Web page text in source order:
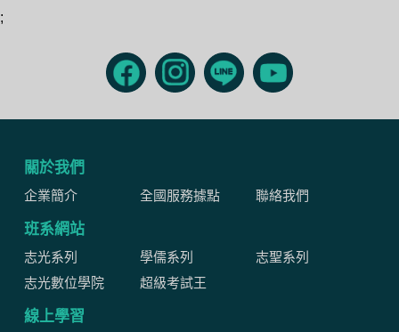
;
關於我們
企業簡介 全國服務據點 聯絡我們
班系網站
志光系列 學儒系列
志聖系列
志光數位學院
超級考試王
線上學習